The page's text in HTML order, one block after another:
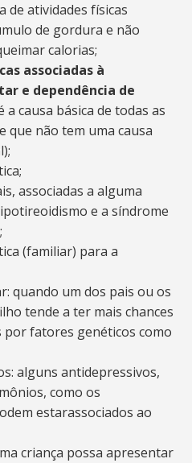
de atividades físicas
de gordura e não
calorias;
associadas à
e dependência de
a causa básica de todas as
que não tem uma causa
associadas a alguma
e a síndrome
(familiar) para a
quando um dos pais ou os
tende a ter mais chances
fatores genéticos como
alguns antidepressivos,
como os
estarassociados ao
criança possa apresentar